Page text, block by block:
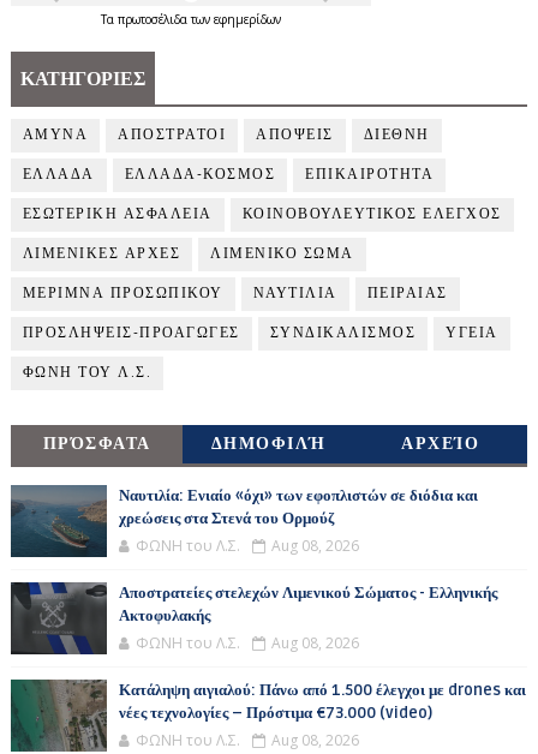
Τα πρωτοσέλιδατων εφημερίδων
ΚΑΤΗΓΟΡΙΕΣ
ΑΜΥΝΑ ΑΠΟΣΤΡΑΤΟΙ ΑΠΟΨΕΙΣ ΔΙΕΘΝΗ
ΕΛΛΑΔΑ ΕΛΛΑΔΑ-ΚΟΣΜΟΣ ΕΠΙΚΑΙΡΟΤΗΤΑ
ΕΣΩΤΕΡΙΚΗ ΑΣΦΑΛΕΙΑ ΚΟΙΝΟΒΟΥΛΕΥΤΙΚΟΣ ΕΛΕΓΧΟΣ
ΛΙΜΕΝΙΚΕΣ ΑΡΧΕΣ ΛΙΜΕΝΙΚΟ ΣΩΜΑ
ΜΕΡΙΜΝΑ ΠΡΟΣΩΠΙΚΟΥ ΝΑΥΤΙΛΙΑ ΠΕΙΡΑΙΑΣ
ΠΡΟΣΛΗΨΕΙΣ-ΠΡΟΑΓΩΓΕΣ ΣΥΝΔΙΚΑΛΙΣΜΟΣ ΥΓΕΙΑ
ΦΩΝΗ ΤΟΥ Λ.Σ.
ΠΡΌΣΦΑΤΑ ΔΗΜΟΦΙΛΉ ΑΡΧΕΊΟ
Ναυτιλία: Ενιαίο «όχι» των εφοπλιστών σε διόδια και
χρεώσεις στα Στενά του Ορμούζ
ΦΩΝΗ του Λ.Σ. Aug 08, 2026
Αποστρατείες στελεχών Λιμενικού Σώματος - Ελληνικής
Ακτοφυλακής
ΦΩΝΗ του Λ.Σ. Aug 08, 2026
Κατάληψη αιγιαλού: Πάνω από 1.500 έλεγχοι με drones και
νέες τεχνολογίες – Πρόστιμα €73.000 (video)
ΦΩΝΗ του Λ.Σ. Aug 08, 2026